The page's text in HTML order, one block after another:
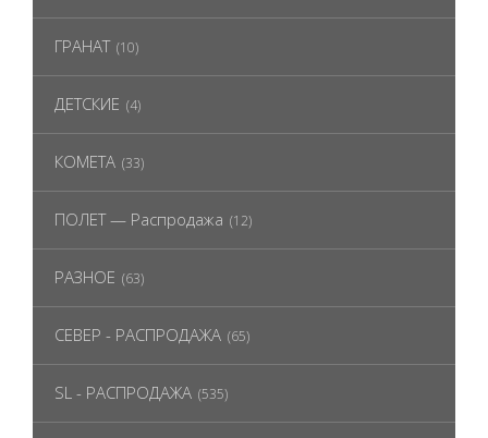
ГРАНАТ (10)
ДЕТСКИЕ (4)
КОМЕТА (33)
ПОЛЕТ — Распродажа (12)
РАЗНОЕ (63)
СЕВЕР - РАСПРОДАЖА (65)
SL - РАСПРОДАЖА (535)